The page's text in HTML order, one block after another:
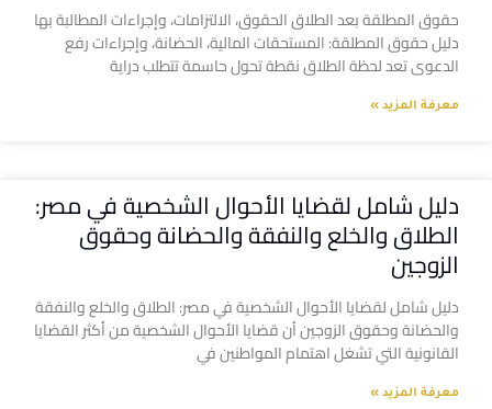
حقوق المطلقة بعد الطلاق الحقوق، الالتزامات، وإجراءات المطالبة بها
دليل حقوق المطلقة: المستحقات المالية، الحضانة، وإجراءات رفع
الدعوى تعد لحظة الطلاق نقطة تحول حاسمة تتطلب دراية
معرفة المزيد »
دليل شامل لقضايا الأحوال الشخصية في مصر:
الطلاق والخلع والنفقة والحضانة وحقوق
الزوجين
دليل شامل لقضايا الأحوال الشخصية في مصر: الطلاق والخلع والنفقة
والحضانة وحقوق الزوجين أن قضايا الأحوال الشخصية من أكثر القضايا
القانونية التي تشغل اهتمام المواطنين في
معرفة المزيد »